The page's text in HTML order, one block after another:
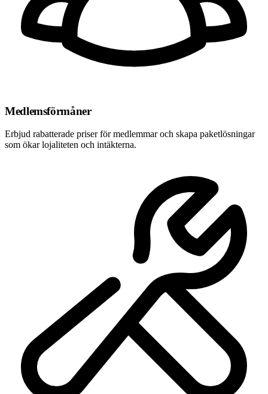
Medlemsförmåner
Erbjud rabatterade priser för medlemmar och skapa paketlösningar
som ökar lojaliteten och intäkterna.